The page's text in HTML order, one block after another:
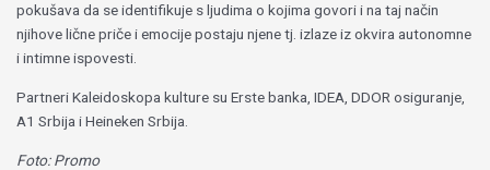
pokušava da se identifikuje s ljudima o kojima govori i na taj način
njihove lične priče i emocije postaju njene tj. izlaze iz okvira autonomne
i intimne ispovesti.
Partneri Kaleidoskopa kulture su Erste banka, IDEA, DDOR osiguranje,
A1 Srbija i Heineken Srbija.
Foto: Promo